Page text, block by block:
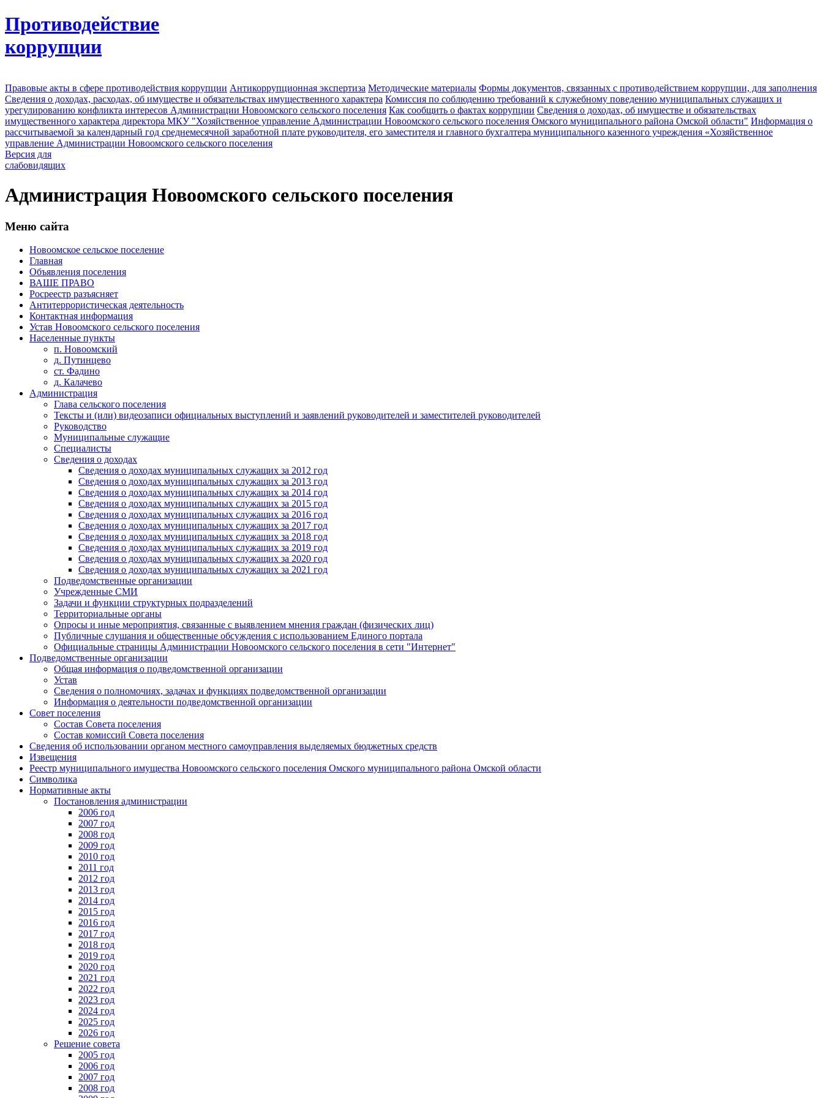
Противодействие
коррупции
Правовые акты в сфере противодействия коррупции Антикоррупционная экспертиза Методические материалы Формы документов, связанных с противодействием коррупции, для заполнения
Сведения о доходах, расходах, об имуществе и обязательствах имущественного характера Комиссия по соблюдению требований к служебному поведению муниципальных служащих и
урегулированию конфликта интересов Администрации Новоомского сельского поселения Как сообщить о фактах коррупции Сведения о доходах, об имуществе и обязательствах
имущественного характера директора МКУ "Хозяйственное управление Администрации Новоомского сельского поселения Омского муниципального района Омской области" Информация о
рассчитываемой за календарный год среднемесячной заработной плате руководителя, его заместителя и главного бухгалтера муниципального казенного учреждения «Хозяйственное
управление Администрации Новоомского сельского поселения
Версия для
слабовидящих
Администрация Новоомского сельского поселения
Меню сайта
Новоомское сельское поселение
Главная
Объявления поселения
ВАШЕ ПРАВО
Росреестр разъясняет
Антитеррористическая деятельность
Контактная информация
Устав Новоомского сельского поселения
Населенные пункты
п. Новоомский
д. Путинцево
ст. Фадино
д. Калачево
Администрация
Глава сельского поселения
Тексты и (или) видеозаписи официальных выступлений и заявлений руководителей и заместителей руководителей
Руководство
Муниципальные служащие
Специалисты
Сведения о доходах
Сведения о доходах муниципальных служащих за 2012 год
Сведения о доходах муниципальных служащих за 2013 год
Сведения о доходах муниципальных служащих за 2014 год
Сведения о доходах муниципальных служащих за 2015 год
Сведения о доходах муниципальных служащих за 2016 год
Сведения о доходах муниципальных служащих за 2017 год
Сведения о доходах муниципальных служащих за 2018 год
Сведения о доходах муниципальных служащих за 2019 год
Сведения о доходах муниципальных служащих за 2020 год
Сведения о доходах муниципальных служащих за 2021 год
Подведомственные организации
Учрежденные СМИ
Задачи и функции структурных подразделений
Территориальные органы
Опросы и иные мероприятия, связанные с выявлением мнения граждан (физических лиц)
Публичные слушания и общественные обсуждения с использованием Единого портала
Официальные страницы Администрации Новоомского сельского поселения в сети "Интернет"
Подведомственные организации
Общая информация о подведомственной организации
Устав
Сведения о полномочиях, задачах и функциях подведомственной организации
Информация о деятельности подведомственной организации
Совет поселения
Состав Совета поселения
Состав комиссий Совета поселения
Сведения об использовании органом местного самоуправления выделяемых бюджетных средств
Извещения
Реестр муниципального имущества Новоомского сельского поселения Омского муниципального района Омской области
Символика
Нормативные акты
Постановления администрации
2006 год
2007 год
2008 год
2009 год
2010 год
2011 год
2012 год
2013 год
2014 год
2015 год
2016 год
2017 год
2018 год
2019 год
2020 год
2021 год
2022 год
2023 год
2024 год
2025 год
2026 год
Решение совета
2005 год
2006 год
2007 год
2008 год